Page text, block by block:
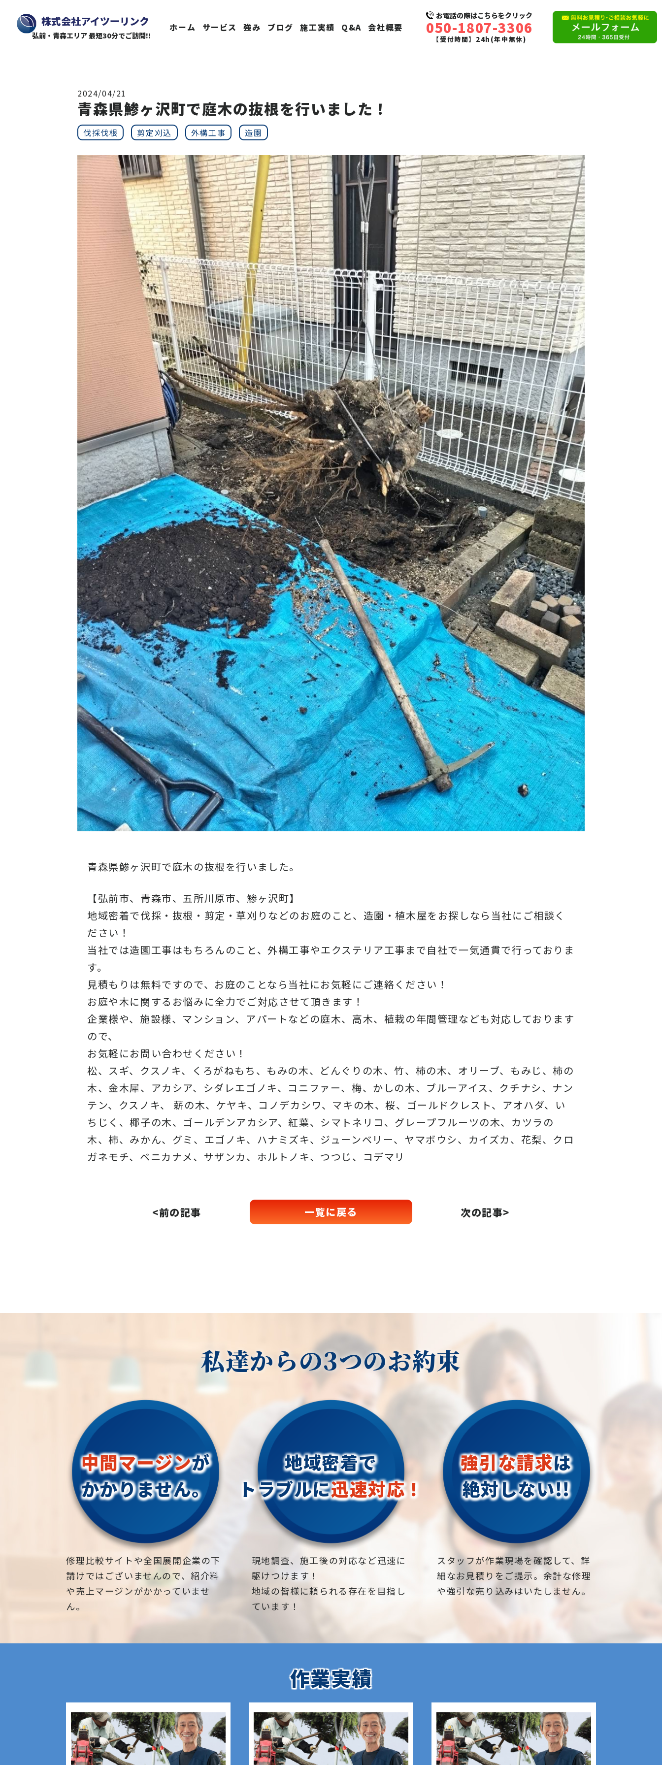
株式会社アイツーリンク
弘前・青森エリア 最短30分でご訪問!!
ホーム サービス 強み ブログ 施工実績 Q&A 会社概要
お電話の際はこちらをクリック
050-1807-3306
【受付時間】24h(年中無休)
2024/04/21
青森県鯵ヶ沢町で庭木の抜根を行いました！
伐採伐根 剪定刈込 外構工事 造園
青森県鯵ヶ沢町で庭木の抜根を行いました。
【弘前市、青森市、五所川原市、鯵ヶ沢町】
地域密着で伐採・抜根・剪定・草刈りなどのお庭のこと、造園・植木屋をお探しなら当社にご相談く
ださい！
当社では造園工事はもちろんのこと、外構工事やエクステリア工事まで自社で一気通貫で行っておりま
す。
見積もりは無料ですので、お庭のことなら当社にお気軽にご連絡ください！
お庭や木に関するお悩みに全力でご対応させて頂きます！
企業様や、施設様、マンション、アパートなどの庭木、高木、植栽の年間管理なども対応しております
ので、
お気軽にお問い合わせください！
松、スギ、クスノキ、くろがねもち、もみの木、どんぐりの木、竹、柿の木、オリーブ、もみじ、柿の
木、金木犀、アカシア、シダレエゴノキ、コニファー、梅、かしの木、ブルーアイス、クチナシ、ナン
テン、クスノキ、 薪の木、ケヤキ、コノデカシワ、マキの木、桜、ゴールドクレスト、アオハダ、い
ちじく、椰子の木、ゴールデンアカシア、紅葉、シマトネリコ、グレープフルーツの木、カツラの
木、柿、みかん、グミ、エゴノキ、ハナミズキ、ジューンベリー、ヤマボウシ、カイズカ、花梨、クロ
ガネモチ、ベニカナメ、サザンカ、ホルトノキ、つつじ、コデマリ
<前の記事 一覧に戻る 次の記事>
私達からの3つのお約束
中間マージンが
かかりません。
修理比較サイトや全国展開企業の下
請けではございませんので、紹介料
や売上マージンがかかっていませ
ん。
地域密着で
トラブルに迅速対応！
現地調査、施工後の対応など迅速に
駆けつけます！
地域の皆様に頼られる存在を目指し
ています！
強引な請求は
絶対しない!!
スタッフが作業現場を確認して、詳
細なお見積りをご提示。余計な修理
や強引な売り込みはいたしません。
作業実績